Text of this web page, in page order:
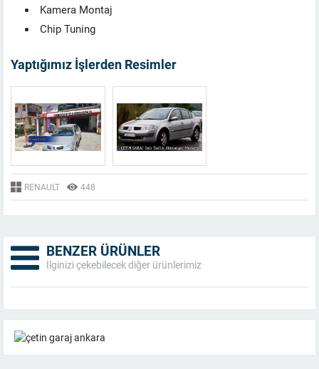
Kamera Montaj
Chip Tuning
Yaptığımız İşlerden Resimler
RENAULT 448
BENZER ÜRÜNLER
İlginizi çekebilecek diğer ürünlerimiz